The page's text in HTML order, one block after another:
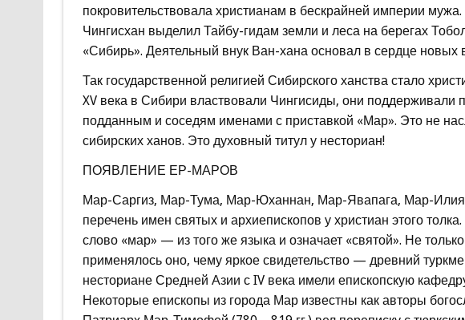
покровительствовала христианам в бескрайней империи
Чингисхан выделил Тайбу-гидам земли и леса на берегах
«Сибирь». Деятельный внук Ван-хана основал в сердце новых
Так государственной религией Сибирского ханства стало
XV века в Сибири властвовали Чингисиды, они поддерживали
подданным и соседям именами с приставкой «Мар». Это не
сибирских ханов. Это духовный титул у несториан!
ПОЯВЛЕНИЕ ЕР-МАРОВ
Мар-Саргиз, Мар-Тума, Мар-Юханнан, Мар-Явапага, Мар-
перечень имен святых и архиепископов у христиан этого
слово «мар» — из того же языка и означает «святой». Не
применялось оно, чему яркое свидетельство — древний
несториане Средней Азии с IV века имели епископскую
Некоторые епископы из города Мар известны как авторы